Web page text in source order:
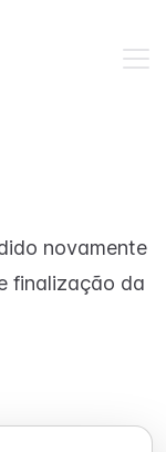
novamente
finalização da